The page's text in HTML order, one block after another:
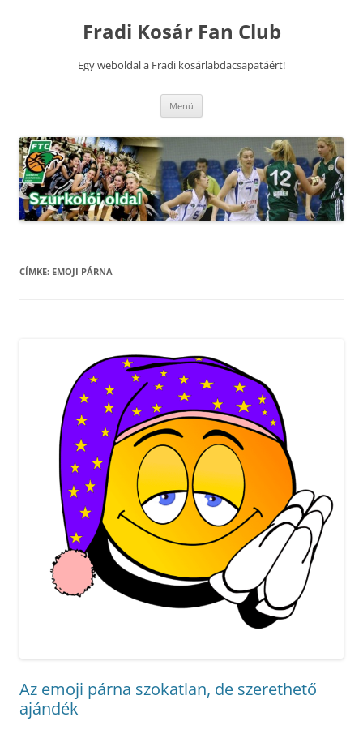
Fradi Kosár Fan Club
Egy weboldal a Fradi kosárlabdacsapatáért!
Menü
CÍMKE: EMOJI PÁRNA
Az emoji párna szokatlan, de szerethető
ajándék